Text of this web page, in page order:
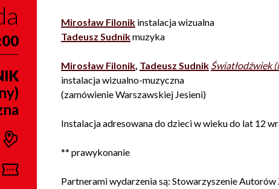
Mirosław Filonik instalacja wizualna
Tadeusz Sudnikmuzyka
Mirosław Filonik, Tadeusz Sudnik Światłodźwięk
instalacja wizualno-muzyczna
(zamówienie Warszawskiej Jesieni)
Instalacja adresowana do dzieci w wieku do lat 12
** prawykonanie
Partnerami wydarzenia są: Stowarzyszenie